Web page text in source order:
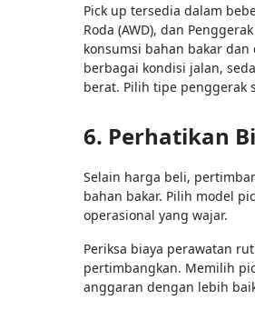
Pick up tersedia dalam
Roda (AWD), dan
konsumsi bahan bakar
berbagai kondisi jalan,
berat. Pilih tipe penggerak
6. Perhatikan
Selain harga beli,
bahan bakar. Pilih model
operasional yang wajar.
Periksa biaya perawatan
pertimbangkan. Memilih
anggaran dengan lebih